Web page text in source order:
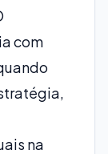
com
na